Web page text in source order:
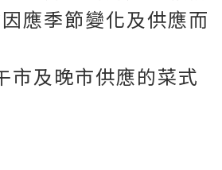
應季節變化及供應而
市及晚市供應的菜式